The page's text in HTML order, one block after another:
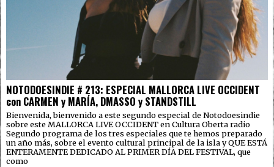
NOTODOESINDIE # 213: ESPECIAL MALLORCA LIVE OCCIDENT
con CARMEN y MARÍA, DMASSO y STANDSTILL
Bienvenida, bienvenido a este segundo especial de Notodoesindie
sobre este MALLORCA LIVE OCCIDENT en Cultura Oberta radio
Segundo programa de los tres especiales que te hemos preparado
un año más, sobre el evento cultural principal de la isla y QUE ESTÁ
ENTERAMENTE DEDICADO AL PRIMER DÍA DEL FESTIVAL, que
como